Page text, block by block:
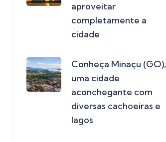
aproveitar
completamente a
cidade
Conheça Minaçu (GO),
uma cidade
aconchegante com
diversas cachoeiras e
lagos